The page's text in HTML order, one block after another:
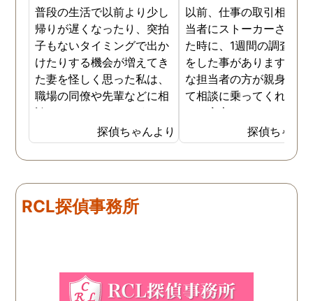
普段の生活で以前より少し
帰りが遅くなったり、突拍
子もないタイミングで出か
けたりする機会が増えてき
た妻を怪しく思った私は、
職場の同僚や先輩などに相
談していました。 そういっ
た相談の回答の一つに調査
を依頼することを勧めら
れ、私は一度相談してみま
に見積もりをもらったとこ
ろ、それほど財布への負担
複雑ですが感謝していま
探偵ちゃんより
以前、仕事の取引相手の
当者にストーカーされて
た時に、1週間の調査依頼
をした事があります。親
な担当者の方が親身にな
て相談に乗ってくれたた
め、安心しました。同じ
うな被害に遭う可能性も
慮し、引越しましたので
もう大丈夫かと思います
探偵ちゃん
RCL探偵事務所